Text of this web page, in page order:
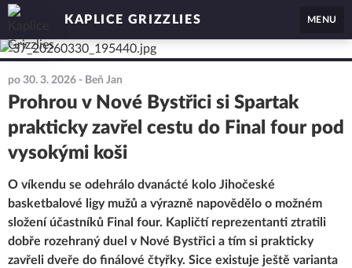
KAPLICE GRIZZLIES MENU
po 30. 3. 2026 - Beň Jan
Prohrou v Nové Bystřici si Spartak
prakticky zavřel cestu do Final four pod
vysokými koši
O víkendu se odehrálo dvanácté kolo Jihočeské
basketbalové ligy mužů a výrazně napovědělo o možném
složení účastníků Final four. Kapličtí reprezentanti ztratili
dobře rozehraný duel v Nové Bystřici a tím si prakticky
zavřeli dveře do finálové čtyřky. Sice existuje ještě varianta